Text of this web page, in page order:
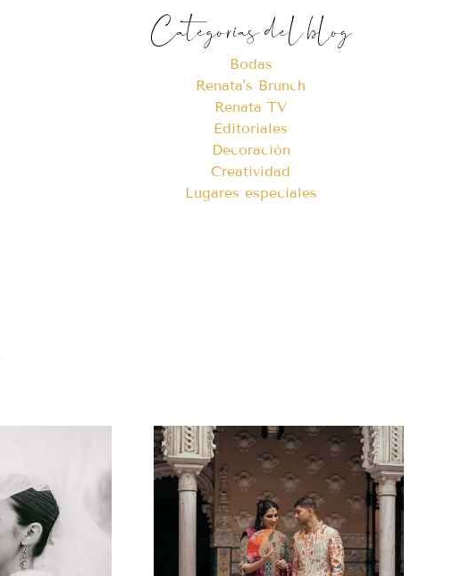
Categorías del blog
Bodas
Renata's Brunch
Renata TV
Editoriales
Decoración
Creatividad
Lugares especiales